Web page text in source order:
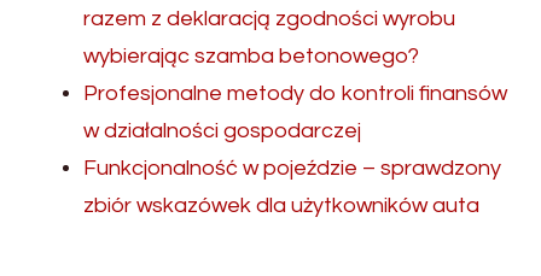
razem z deklaracją zgodności wyrobu
wybierając szamba betonowego?
Profesjonalne metody do kontroli finansów
w działalności gospodarczej
Funkcjonalność w pojeździe – sprawdzony
zbiór wskazówek dla użytkowników auta